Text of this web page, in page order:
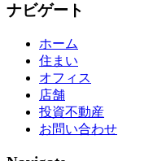
ナビゲート
ホーム
住まい
オフィス
店舗
投資不動産
お問い合わせ